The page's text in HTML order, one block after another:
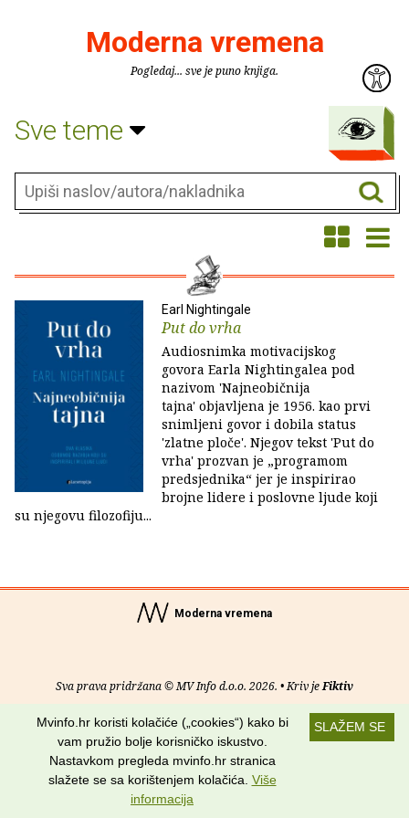
Moderna vremena
Pogledaj... sve je puno knjiga.
Sve teme
Earl Nightingale
Put do vrha
Audiosnimka motivacijskog
govora Earla Nightingalea pod
nazivom 'Najneobičnija
tajna' objavljena je 1956. kao prvi
snimljeni govor i dobila status
'zlatne ploče'. Njegov tekst 'Put do
vrha' prozvan je „programom
predsjednika“ jer je inspirirao
brojne lidere i poslovne ljude koji
su njegovu filozofiju...
Moderna vremena
Sva prava pridržana © MV Info d.o.o. 2026. • Kriv jeFiktiv
O nama• Pomoć•Uvjeti korištenja•RSS kanali
Potraži nas na:
SLAŽEM SE
Mvinfo.hr koristi kolačiće („cookies“) kako bi
vam pružio bolje korisničko iskustvo.
Nastavkom pregleda mvinfo.hr stranica
slažete se sa korištenjem kolačića. Više
informacija